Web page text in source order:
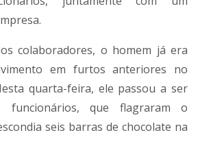
colaboradores, o homem já era
em furtos anteriores no
quarta-feira, ele passou a ser
funcionários, que flagraram o
seis barras de chocolate na